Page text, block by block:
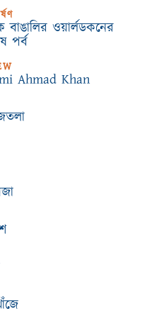
বাঙালির ওয়ার্লডকনের
পর্ব
Ahmad Khan